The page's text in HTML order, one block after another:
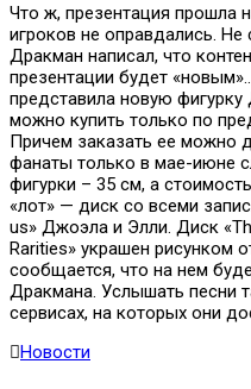
Что ж, презентация прошла
игроков не оправдались.
Дракман написал, что
презентации будет
представила новую
можно купить только по
Причем заказать ее можно
фанаты только в мае-июне
фигурки – 35 см, а
«лот» — диск со всеми
us» Джоэла и Элли. Диск
Rarities» украшен рисунком
сообщается, что на нем
Дракмана. Услышать песни
сервисах, на которых они
Новости